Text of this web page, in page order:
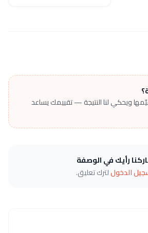
ويحكي لنا النتيجة — تقييمك يساعد
رأيك في الوصفة
الدخوللترك تعليق.